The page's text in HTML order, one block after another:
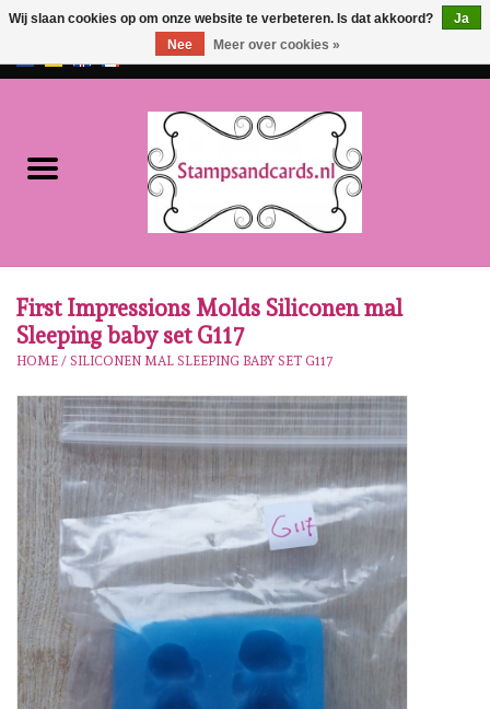
EUR/GBP
NIEUW!!
Crealies
Workshops
Onze Merken
Mallen
Stempels
Stempelinkt
First Impressions Molds Siliconen mal
Sleeping baby set G117
HOME / SILICONEN MAL SLEEPING BABY SET G117
Wij slaan cookies op om onze website te verbeteren. Is dat akkoord?
Ja
Nee
Meer over cookies »